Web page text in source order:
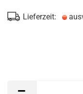
Lieferzeit: